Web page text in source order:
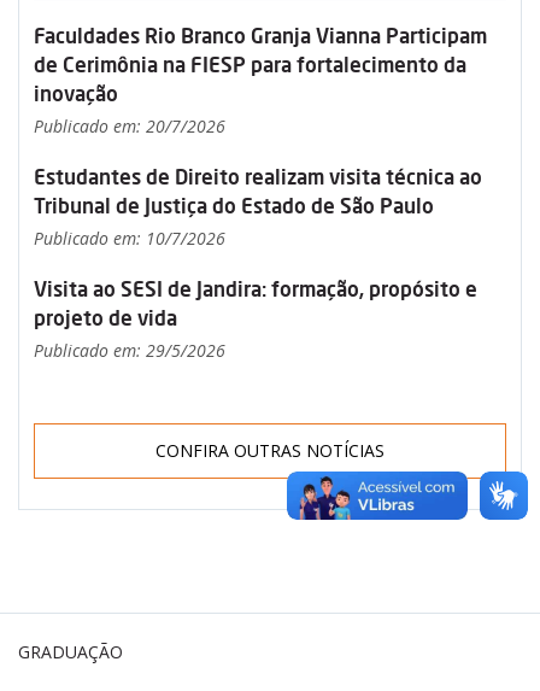
Faculdades Rio Branco Granja Vianna Participam
de Cerimônia na FIESP para fortalecimento da
inovação
Publicado em: 20/7/2026
Estudantes de Direito realizam visita técnica ao
Tribunal de Justiça do Estado de São Paulo
Publicado em: 10/7/2026
Visita ao SESI de Jandira: formação, propósito e
projeto de vida
Publicado em: 29/5/2026
CONFIRA OUTRAS NOTÍCIAS
GRADUAÇÃO